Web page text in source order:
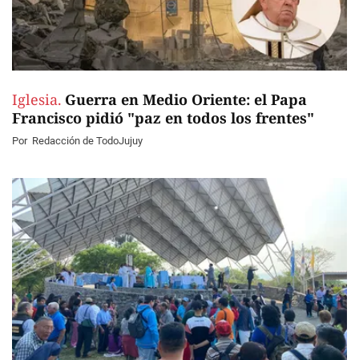
Iglesia. Guerra en Medio Oriente: el Papa
Francisco pidió "paz en todos los frentes"
Por Redacción de TodoJujuy